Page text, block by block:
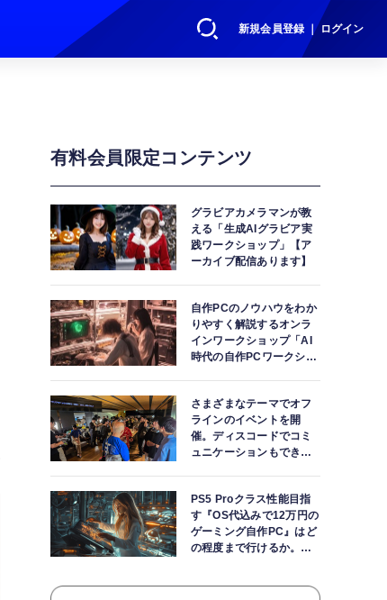
新規会員登録 ｜ ログイン
有料会員限定コンテンツ
グラビアカメラマンが教
える「生成AIグラビア実
践ワークショップ」【ア
ーカイブ配信あります】
自作PCのノウハウをわか
りやすく解説するオンラ
インワークショップ「AI
時代の自作PCワークショ
さまざまなテーマでオフ
ラインのイベントを開
催。ディスコードでコミ
ュニケーションもできま
PS5 Proクラス性能目指
す『OS代込みで12万円の
ゲーミング自作PC』はど
の程度まで行けるか。